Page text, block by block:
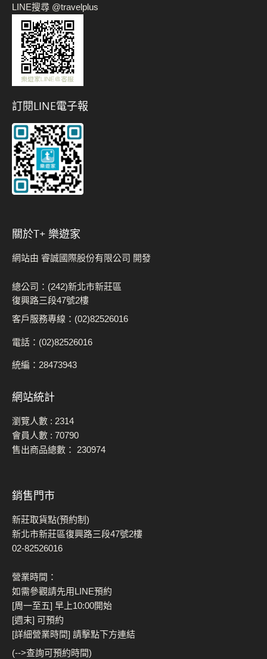
LINE搜尋 @travelplus
訂閱LINE電子報
關於t+ 樂遊家
網站由 睿誠國際股份有限公司 開發
總公司：(242)新北市新莊區
復興路三段47號2樓
客戶服務專線：(02)82526016
電話：(02)82526016
統編：28473943
網站統計
瀏覽人數 : 2314
會員人數 : 70790
售出商品總數： 230974
銷售門市
新莊取貨點(預約制)
新北市新莊區復興路三段47號2樓
02-82526016
營業時間：
如需參觀請先用LINE預約
[周一至五] 早上10:00開始
[週末] 可預約
[詳細營業時間] 請擊點下方連結
(-->查詢可預約時間)